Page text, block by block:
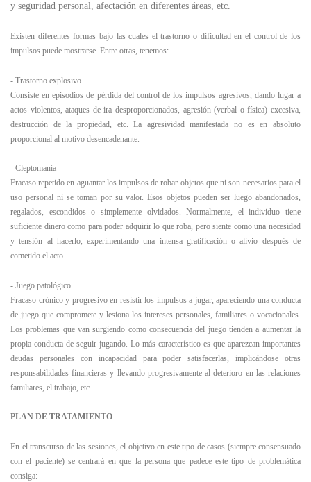
y seguridad personal, afectación en diferentes áreas, etc.
Existen diferentes formas bajo las cuales el trastorno o dificultad en el control de los
impulsos puede mostrarse. Entre otras, tenemos:
- Trastorno explosivo
Consiste en episodios de pérdida del control de los impulsos agresivos, dando lugar a
actos violentos, ataques de ira desproporcionados, agresión (verbal o física) excesiva,
destrucción de la propiedad, etc. La agresividad manifestada no es en absoluto
proporcional al motivo desencadenante.
- Cleptomanía
Fracaso repetido en aguantar los impulsos de robar objetos que ni son necesarios para el
uso personal ni se toman por su valor. Esos objetos pueden ser luego abandonados,
regalados, escondidos o simplemente olvidados. Normalmente, el individuo tiene
suficiente dinero como para poder adquirir lo que roba, pero siente como una necesidad
y tensión al hacerlo, experimentando una intensa gratificación o alivio después de
cometido el acto.
- Juego patológico
Fracaso crónico y progresivo en resistir los impulsos a jugar, apareciendo una conducta
de juego que compromete y lesiona los intereses personales, familiares o vocacionales.
Los problemas que van surgiendo como consecuencia del juego tienden a aumentar la
propia conducta de seguir jugando. Lo más característico es que aparezcan importantes
deudas personales con incapacidad para poder satisfacerlas, implicándose otras
responsabilidades financieras y llevando progresivamente al deterioro en las relaciones
familiares, el trabajo, etc.
PLAN DE TRATAMIENTO
En el transcurso de las sesiones, el objetivo en este tipo de casos (siempre consensuado
con el paciente) se centrará en que la persona que padece este tipo de problemática
consiga: